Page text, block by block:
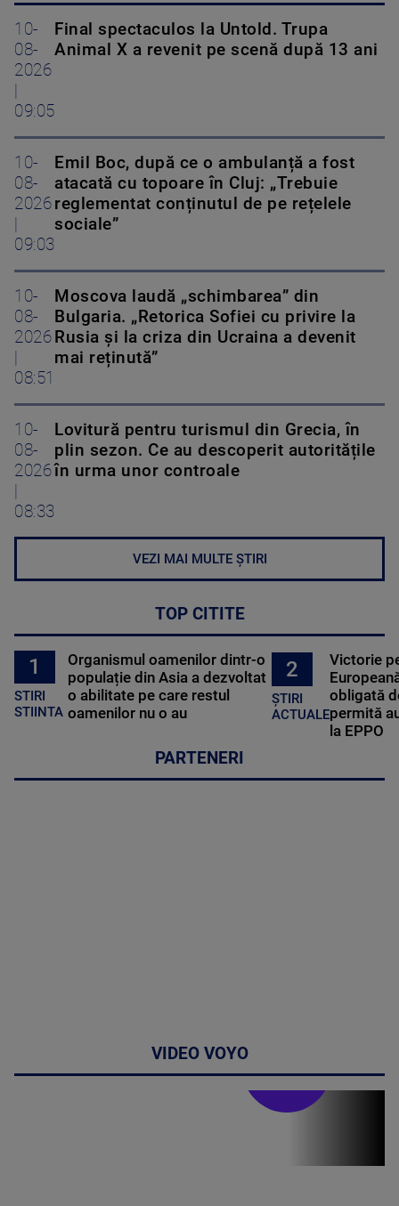
10-
08-
2026
|
09:05
Final spectaculos la Untold. Trupa
Animal X a revenit pe scenă după 13 ani
10-
08-
2026
|
09:03
Emil Boc, după ce o ambulanță a fost
atacată cu topoare în Cluj: „Trebuie
reglementat conținutul de pe rețelele
sociale”
10-
08-
2026
|
08:51
Moscova laudă „schimbarea” din
Bulgaria. „Retorica Sofiei cu privire la
Rusia și la criza din Ucraina a devenit
mai reținută”
10-
08-
2026
|
08:33
Lovitură pentru turismul din Grecia, în
plin sezon. Ce au descoperit autoritățile
în urma unor controale
VEZI MAI MULTE ȘTIRI
TOP CITITE
1
STIRI
STIINTA
Organismul oamenilor dintr-o
populație din Asia a dezvoltat
o abilitate pe care restul
oamenilor nu o au
2
ȘTIRI
ACTUALE
Victorie
obligată
permită
la EPPO
PARTENERI
VIDEO VOYO
Stirile PRO TV